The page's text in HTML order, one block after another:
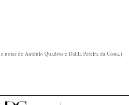
de António Quadros e Dalila Pereira da Costa.)